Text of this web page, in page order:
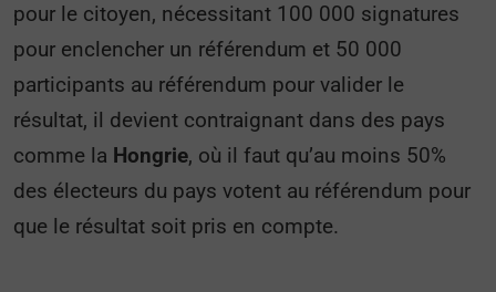
pour le citoyen, nécessitant 100 000 signatures
pour enclencher un référendum et 50 000
participants au référendum pour valider le
résultat, il devient contraignant dans des pays
comme la Hongrie, où il faut qu’au moins 50%
des électeurs du pays votent au référendum pour
que le résultat soit pris en compte.